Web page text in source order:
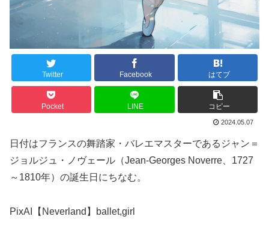
Twitter Facebook はてブ
Pocket LINE コピー
2024.05.07
日付はフランスの舞踏家・バレエマスターであるジャン＝
ジョルジュ・ノヴェール（Jean-Georges Noverre、1727
～1810年）の誕生日にちなむ。
PixAI【Neverland】ballet,girl